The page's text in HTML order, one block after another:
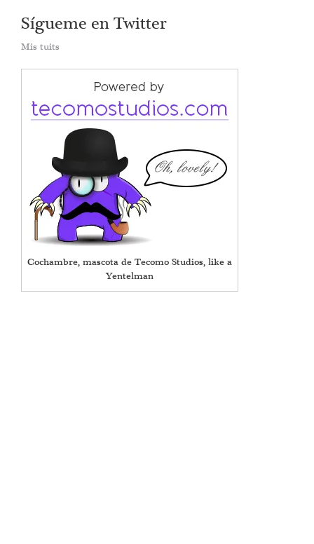
Sígueme en Twitter
Mis tuits
Cochambre, mascota de Tecomo Studios, like a
Yentelman